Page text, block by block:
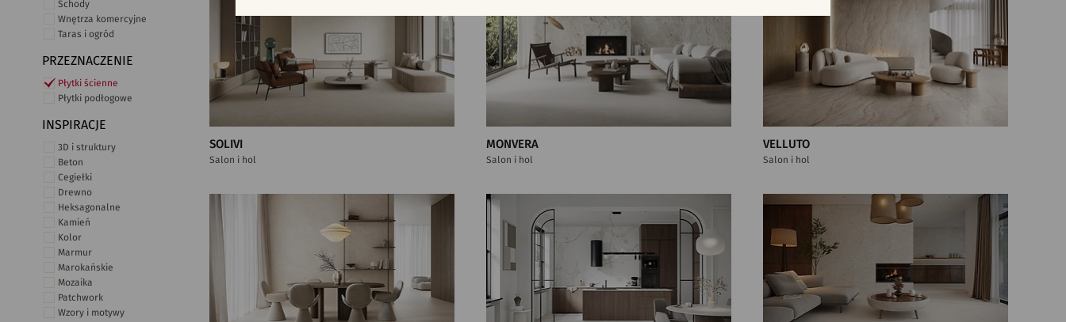
Schody
Wnętrza komercyjne
Taras i ogród
PRZEZNACZENIE
Płytki ścienne
Płytki podłogowe
INSPIRACJE
3D i struktury
Beton
Cegiełki
Drewno
Heksagonalne
Kamień
Kolor
Marmur
Marokańskie
Mozaika
Patchwork
Wzory i motywy
SOLIVI
Salon i hol
MONVERA
Salon i hol
VELLUTO
Salon i hol